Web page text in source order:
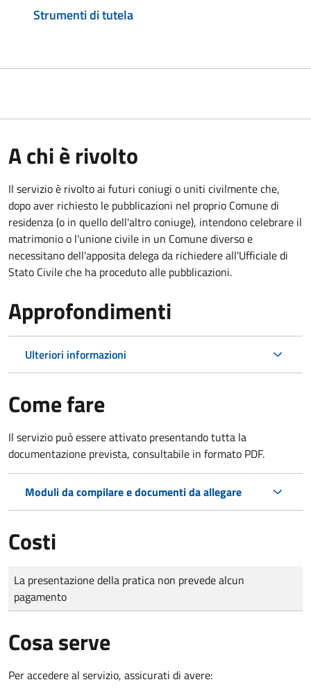
Strumenti di tutela
A chi è rivolto
Il servizio è rivolto ai futuri coniugi o uniti civilmente che,
dopo aver richiesto le pubblicazioni nel proprio Comune di
residenza (o in quello dell'altro coniuge), intendono celebrare il
matrimonio o l'unione civile in un Comune diverso e
necessitano dell'apposita delega da richiedere all'Ufficiale di
Stato Civile che ha proceduto alle pubblicazioni.
Approfondimenti
Ulteriori informazioni
Come fare
Il servizio può essere attivato presentando tutta la
documentazione prevista, consultabile in formato PDF.
Moduli da compilare e documenti da allegare
Costi
Tipo di pagamento
Importo
La presentazione della pratica non prevede alcun
pagamento
Cosa serve
Per accedere al servizio, assicurati di avere: